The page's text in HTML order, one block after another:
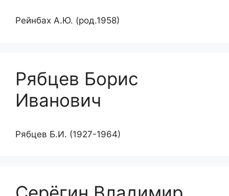
Рейнбах А.Ю. (род.1958)
Рябцев Борис
Иванович
Рябцев Б.И. (1927-1964)